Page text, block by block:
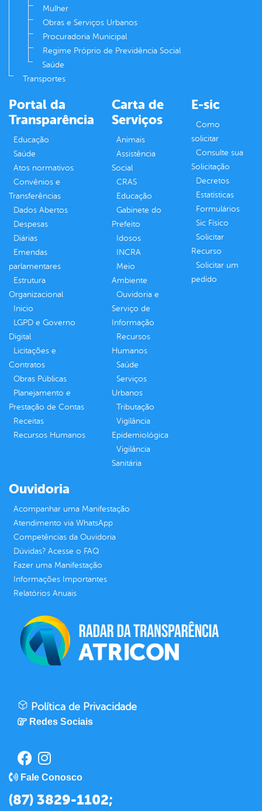
Mulher
Obras e Serviços Urbanos
Procuradoria Municipal
Regime Próprio de Previdência Social
Saúde
Transportes
Portal da
Transparência
Educação
Saúde
Atos normativos
Convênios e
Transferências
Dados Abertos
Despesas
Diárias
Emendas
parlamentares
Estrutura
Organizacional
Inicio
LGPD e Governo
Digital
Licitações e
Contratos
Obras Públicas
Planejamento e
Prestação de Contas
Receitas
Recursos Humanos
Carta de
Serviços
Animais
Assistência
Social
CRAS
Educação
Gabinete do
Prefeito
Idosos
INCRA
Meio
Ambiente
Ouvidoria e
Serviço de
Informação
Recursos
Humanos
Saúde
Serviços
Urbanos
Tributação
Vigilância
Epidemiológica
Vigilância
Sanitária
E-sic
Como
solicitar
Consulte sua
Solicitação
Decretos
Estatísticas
Formulários
Sic Físico
Solicitar
Recurso
Solicitar um
pedido
Ouvidoria
Acompanhar uma Manifestação
Atendimento via WhatsApp
Competências da Ouvidoria
Dúvidas? Acesse o FAQ
Fazer uma Manifestação
Informações Importantes
Relatórios Anuais
Política de Privacidade
Redes Sociais
Fale Conosco
(87) 3829-1102;